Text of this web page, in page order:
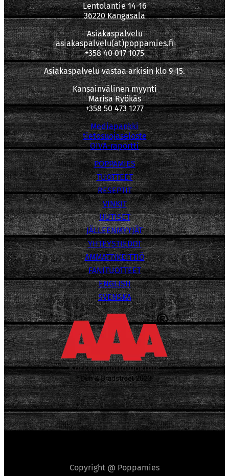
Lentolantie 14-16
36220 Kangasala
Asiakaspalvelu
asiakaspalvelu(at)poppamies.fi
+358 40 017 1075
Asiakaspalvelu vastaa arkisin klo 9-15.
Kansainvälinen myynti
Marisa Ryökäs
+358 50 473 1277
Mediapankki
tietosuojaseloste
OIVA-raportti
POPPAMIES
TUOTTEET
RESEPTIT
VINKIT
UUTISET
JÄLLEENMYYJÄT
YHTEYSTIEDOT
AMMATTIKEITTIÖ
FANITUOTTEET
ENGLISH
SVENSKA
Copyright @ Poppamies